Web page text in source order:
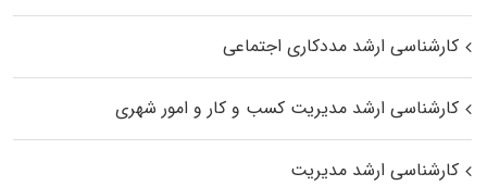
کارشناسی ارشد مددکاری اجتماعی
کارشناسی ارشد مدیریت کسب و کار و امور شهری
کارشناسی ارشد مدیریت